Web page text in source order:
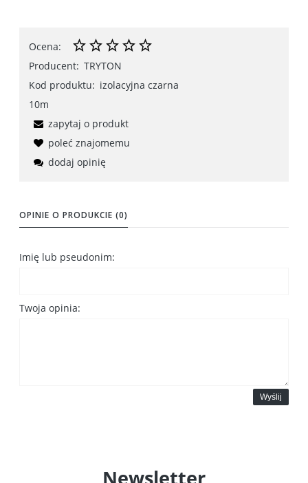
Ocena:
Producent: TRYTON
Kod produktu: izolacyjna czarna
10m
zapytaj o produkt
poleć znajomemu
dodaj opinię
OPINIE O PRODUKCIE (0)
Imię lub pseudonim:
Twoja opinia:
Wyślij